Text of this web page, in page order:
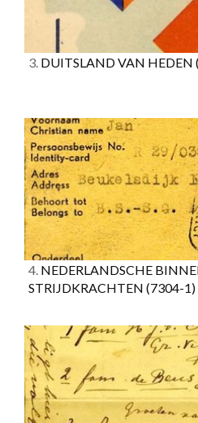
3. DUITSLAND VAN HEDEN
4. NEDERLANDSCHE
STRIJDKRACHTEN (7304-1)